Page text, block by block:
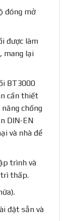
đóng mở
được làm
mang lại
BT3000
cần thiết
chống
DIN-EN
và nhà để
trình và
trì thấp.
đặt sẵn và